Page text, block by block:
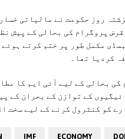
روز حکومت نے مالیاتی
پروگرام کی بحالی کے پیش
کردیا تھا۔
کی بحالی کے لیے آئی ایم کا
کے توازن کے بحران کے
کو کنٹرول کرنے کے لیے سخت
ECONOMY
IMF